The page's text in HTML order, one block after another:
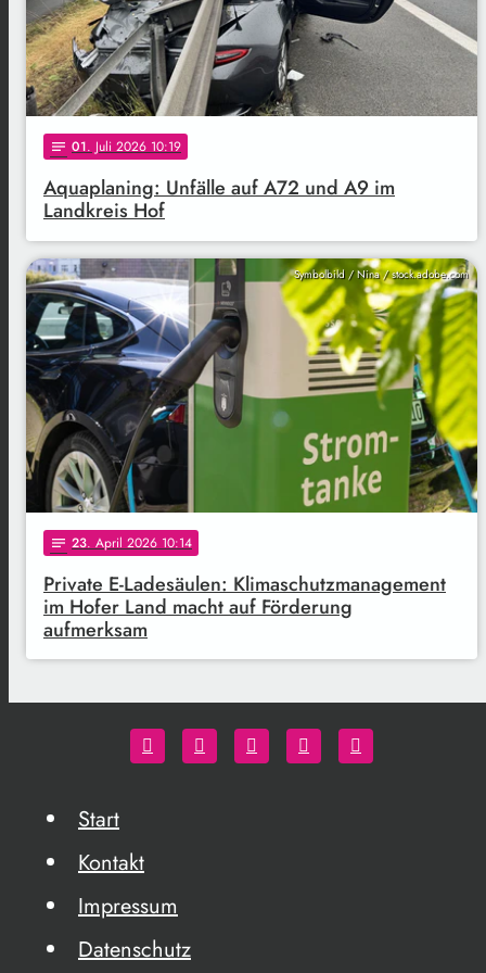
notes 01. Juli 2026 10:19
Aquaplaning: Unfälle auf A72 und A9 im
Landkreis Hof
Symbolbild / Nina / stock.adobe.com
notes 23. April 2026 10:14
Private E-Ladesäulen: Klimaschutzmanagement
im Hofer Land macht auf Förderung
aufmerksam
Start
Kontakt
Impressum
Datenschutz